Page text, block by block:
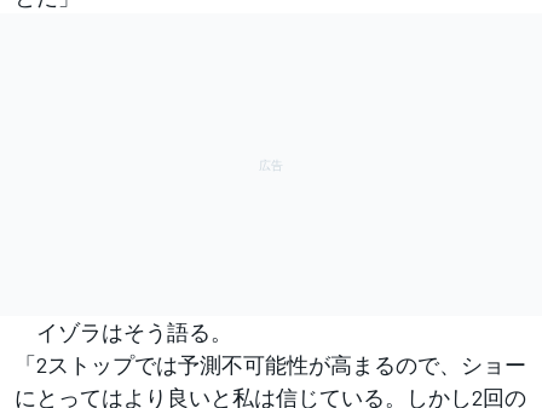
イゾラはそう語る。
「2ストップでは予測不可能性が高まるので、ショー
にとってはより良いと私は信じている。しかし2回の